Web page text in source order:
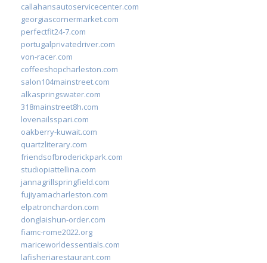
callahansautoservicecenter.com
georgiascornermarket.com
perfectfit24-7.com
portugalprivatedriver.com
von-racer.com
coffeeshopcharleston.com
salon104mainstreet.com
alkaspringswater.com
318mainstreet8h.com
lovenailsspari.com
oakberry-kuwait.com
quartzliterary.com
friendsofbroderickpark.com
studiopiattellina.com
jannagrillspringfield.com
fujiyamacharleston.com
elpatronchardon.com
donglaishun-order.com
fiamc-rome2022.org
mariceworldessentials.com
lafisheriarestaurant.com